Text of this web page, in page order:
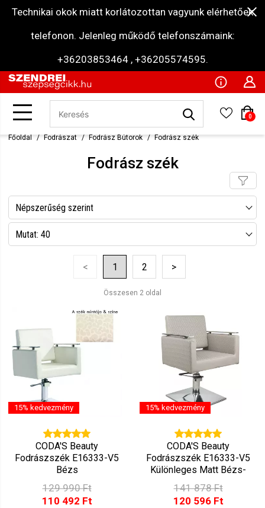
Technikai okok miatt korlátozottan vagyunk elérhetőek
telefonon. Jelenleg működő telefonszámaink:
+36203853464 , +36205574595.
0
Főoldal Fodrászat Fodrász Bútorok Fodrász szék
Fodrász szék
Népszerűség szerint
Név szerint csökkenő
Mutat: 40
< 1 2 >
Összesen 2 oldal
15% kedvezmény
CODA'S Beauty
Fodrászszék E16333-V5
Bézs
129 990 Ft
110 492 Ft
15% kedvezmény
CODA'S Beauty
Fodrászszék E16333-V5
Különleges Matt Bézs-
szürke
141 878 Ft
120 596 Ft